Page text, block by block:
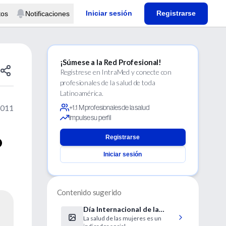
Notificaciones Iniciar sesión Registrarse
¡Súmese a la Red Profesional!
Regístrese en IntraMed y conecte con
profesionales de la salud de toda
Latinoamérica.
+1.1 M profesionales de la salud
Impulse su perfil
Registrarse
Iniciar sesión
Contenido sugerido
Día Internacional de la
Mujer
La salud de las mujeres es un